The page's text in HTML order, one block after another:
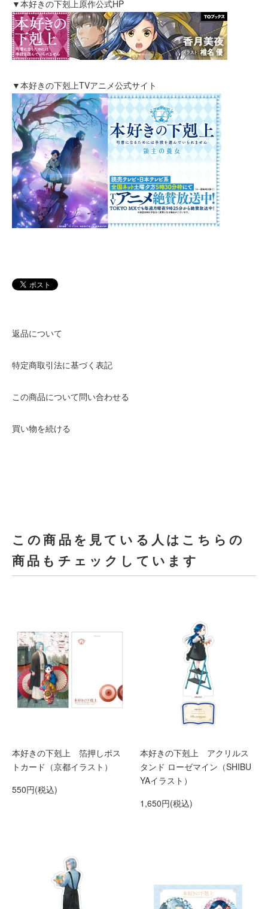
▼本好きの下剋上原作公式HP
▼本好きの下剋上TVアニメ公式サイト
返品について
特定商取引法に基づく表記
この商品について問い合わせる
買い物を続ける
この商品を見ている人はこちらの
商品もチェックしています
本好きの下剋上 箔押しポス
トカード（京都イラスト）
550円(税込)
本好きの下剋上 アクリルス
タンド ローゼマイン（SHIBU
YAイラスト）
1,650円(税込)